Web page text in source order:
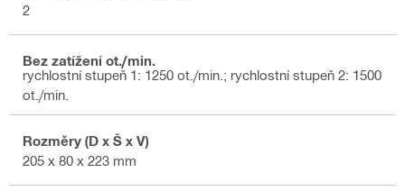
2
Bez zatížení ot./min.
rychlostní stupeň 1: 1250 ot./min.; rychlostní stupeň 2: 1500
ot./min.
Rozměry (D x Š x V)
205 x 80 x 223 mm